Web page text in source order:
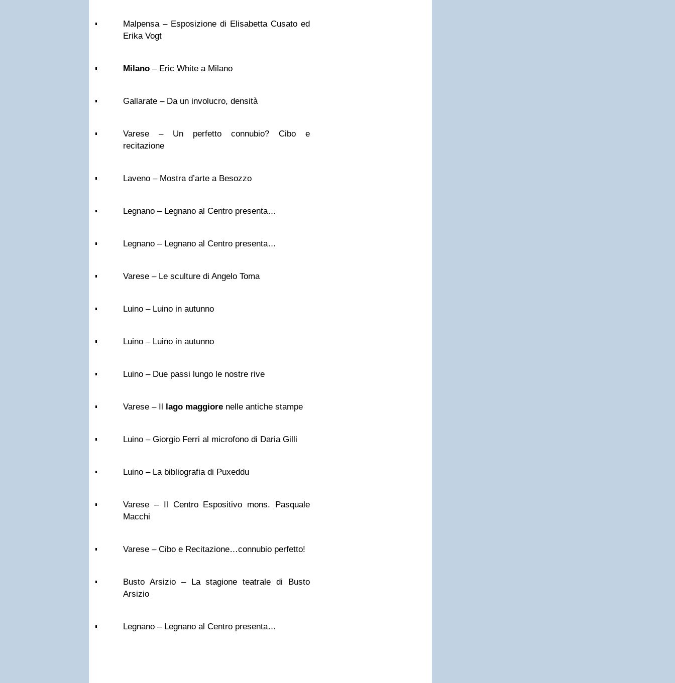
Malpensa – Esposizione di Elisabetta Cusato ed
Erika Vogt
Milano – Eric White a Milano
Gallarate – Da un involucro, densità
Varese – Un perfetto connubio? Cibo e
recitazione
Laveno – Mostra d’arte a Besozzo
Legnano – Legnano al Centro presenta…
Legnano – Legnano al Centro presenta…
Varese – Le sculture di Angelo Toma
Luino – Luino in autunno
Luino – Luino in autunno
Luino – Due passi lungo le nostre rive
Varese – Il lago maggiore nelle antiche stampe
Luino – Giorgio Ferri al microfono di Daria Gilli
Luino – La bibliografia di Puxeddu
Varese – Il Centro Espositivo mons. Pasquale
Macchi
Varese – Cibo e Recitazione…connubio perfetto!
Busto Arsizio – La stagione teatrale di Busto
Arsizio
Legnano – Legnano al Centro presenta…